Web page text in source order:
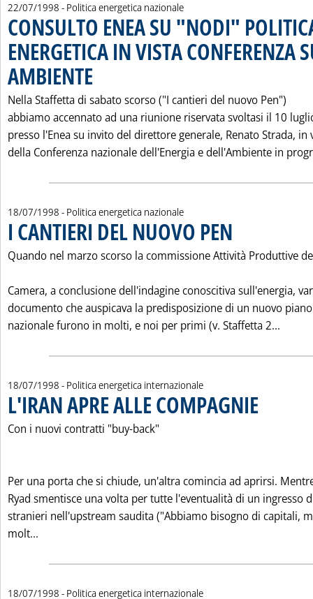
22/07/1998 - Politica energetica nazionale
CONSULTO ENEA SU "NODI"
ENERGETICA IN VISTA CONFERENZA
AMBIENTE
Nella Staffetta di sabato scorso ("I cantieri del nuovo Pen")
abbiamo accennato ad una riunione riservata svoltasi il 10
presso l'Enea su invito del direttore generale, Renato Strada, in
della Conferenza nazionale dell'Energia e dell'Ambiente in
18/07/1998 - Politica energetica nazionale
I CANTIERI DEL NUOVO PEN
Quando nel marzo scorso la commissione Attività Produttive
Camera, a conclusione dell'indagine conoscitiva sull'energia,
documento che auspicava la predisposizione di un nuovo
nazionale furono in molti, e noi per primi (v. Staffetta 2...
18/07/1998 - Politica energetica internazionale
L'IRAN APRE ALLE COMPAGNIE
Con i nuovi contratti "buy-back"
Per una porta che si chiude, un'altra comincia ad aprirsi.
Ryad smentisce una volta per tutte l'eventualità di un ingresso
stranieri nell'upstream saudita ("Abbiamo bisogno di capitali,
molt...
18/07/1998 - Politica energetica internazionale